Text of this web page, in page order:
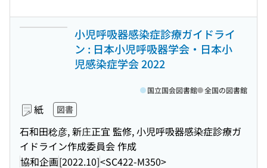
小児呼吸器感染症診療ガイドライ
ン : 日本小児呼吸器学会・日本小
児感染症学会 2022
紙 図書
石和田稔彦, 新庄正宜 監修, 小児呼吸器感染症診療ガ
イドライン作成委員会 作成
協和企画[2022.10]<SC422-M350>
国立国会図書館 全国の図書館